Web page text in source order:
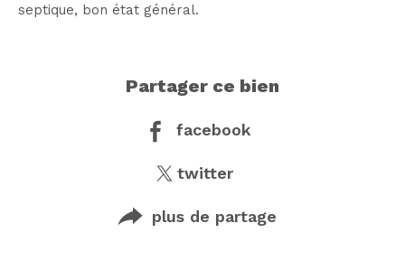
septique, bon état général.
partager ce bien
facebook
twitter
plus de partage